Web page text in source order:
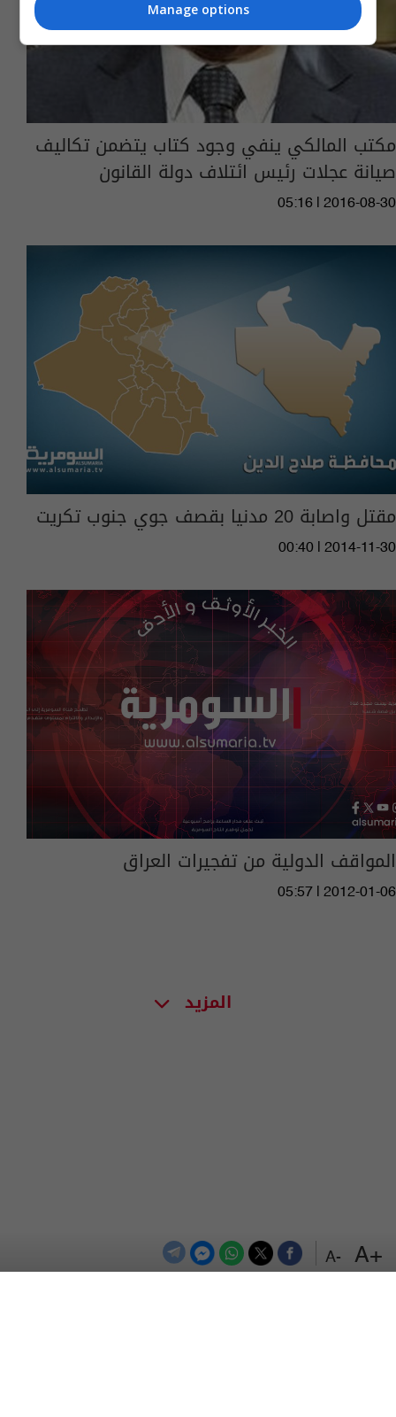
+A
-A
مكتب المالكي ينفي وجود كتاب يتضمن تكاليف
صيانة عجلات رئيس ائتلاف دولة القانون
05:16 | 2016-08-30
مقتل واصابة 20 مدنيا بقصف جوي جنوب تكريت
00:40 | 2014-11-30
المواقف الدولية من تفجيرات العراق
05:57 | 2012-01-06
المزيد
Manage options